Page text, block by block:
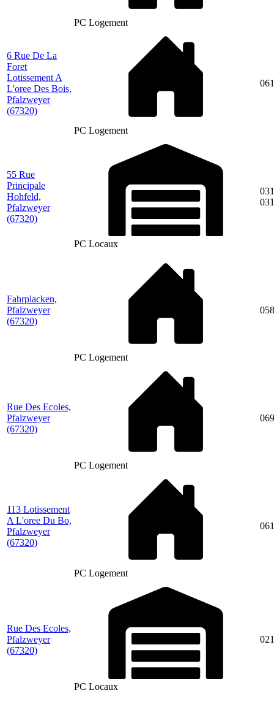
PC Logement
6 Rue De La
Foret
Lotissement A
L'oree Des Bois,
Pfalzweyer
(67320)
PC Logement
55 Rue
Principale
Hohfeld,
Pfalzweyer
(67320)
PC Locaux
Fahrplacken,
Pfalzweyer
(67320)
PC Logement
Rue Des Ecoles,
Pfalzweyer
(67320)
PC Logement
113 Lotissement
A L'oree Du Bo,
Pfalzweyer
(67320)
PC Logement
Rue Des Ecoles,
Pfalzweyer
(67320)
PC Locaux